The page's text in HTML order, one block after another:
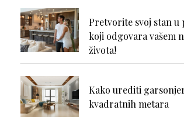
Pretvorite svoj stan u
koji odgovara vašem
života!
Kako urediti
kvadratnih metara